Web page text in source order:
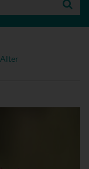
Alter